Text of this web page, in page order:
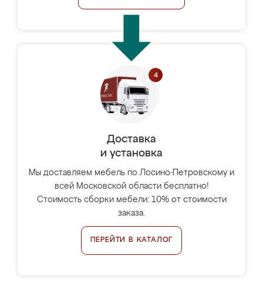
Доставка
и установка
Мы доставляем мебель по Лосино-Петровскому и
всей Московской области бесплатно!
Стоимость сборки мебели: 10% от стоимости
заказа.
ПЕРЕЙТИ В КАТАЛОГ